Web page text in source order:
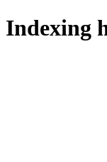
Indexing